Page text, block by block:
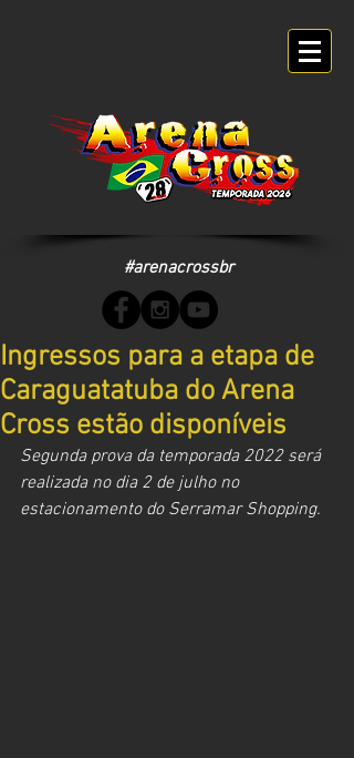
#arenacrossbr
Ingressos para a etapa de
Caraguatatuba do Arena
Cross estão disponíveis
Segunda prova da temporada 2022 será
realizada no dia 2 de julho no
estacionamento do Serramar Shopping.